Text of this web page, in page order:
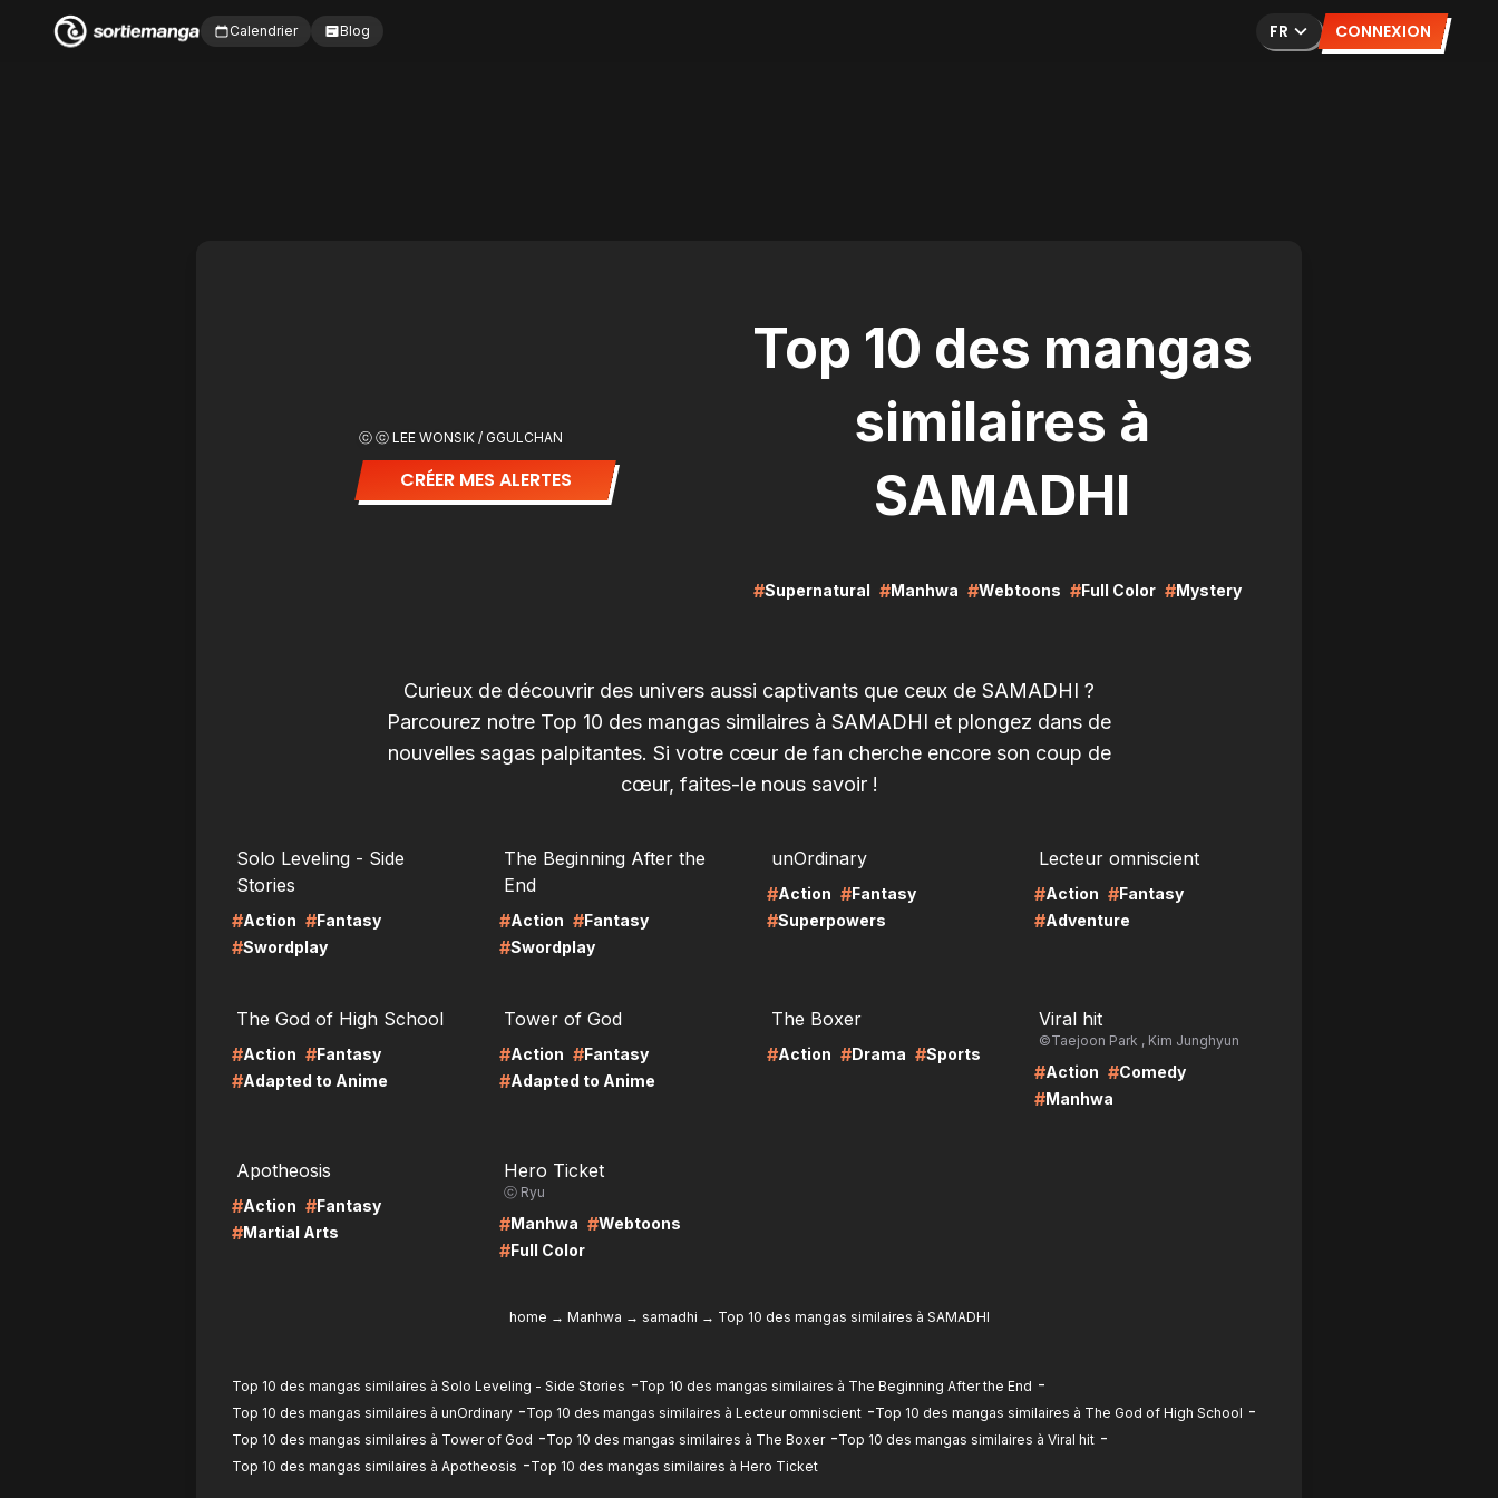
Calendrier Blog FR CONNEXION
ⓒ ⓒ LEE WONSIK / GGULCHAN
CRÉER MES ALERTES
Top 10 des mangas
similaires à
SAMADHI
#Supernatural #Manhwa #Webtoons #Full Color #Mystery
Curieux de découvrir des univers aussi captivants que ceux de SAMADHI ?
Parcourez notre Top 10 des mangas similaires à SAMADHI et plongez dans de
nouvelles sagas palpitantes. Si votre cœur de fan cherche encore son coup de
cœur, faites-le nous savoir !
Solo Leveling - Side
Stories
#Action #Fantasy
#Swordplay
The Beginning After the
End
#Action #Fantasy
#Swordplay
unOrdinary
#Action #Fantasy
#Superpowers
Lecteur omniscient
#Action #Fantasy
#Adventure
The God of High School
#Action #Fantasy
#Adapted to Anime
Tower of God
#Action #Fantasy
#Adapted to Anime
The Boxer
#Action #Drama #Sports
Viral hit
©Taejoon Park , Kim Junghyun
#Action #Comedy
#Manhwa
Apotheosis
#Action #Fantasy
#Martial Arts
Hero Ticket
ⓒ Ryu
#Manhwa #Webtoons
#Full Color
home → Manhwa → samadhi → Top 10 des mangas similaires à SAMADHI
Top 10 des mangas similaires à Solo Leveling - Side Stories -Top 10 des mangas similaires à The Beginning After the End -
Top 10 des mangas similaires à unOrdinary -Top 10 des mangas similaires à Lecteur omniscient -Top 10 des mangas similaires à The God of High School -
Top 10 des mangas similaires à Tower of God -Top 10 des mangas similaires à The Boxer-Top 10 des mangas similaires à Viral hit -
Top 10 des mangas similaires à Apotheosis -Top 10 des mangas similaires à Hero Ticket